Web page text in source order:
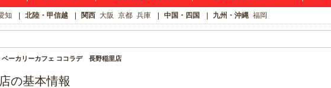
知 北陸・甲信越 関西 大阪 京都 兵庫 中国・四国 九州・沖縄 福岡
ベーカリーカフェ ココラデ 長野稲里店
の基本情報